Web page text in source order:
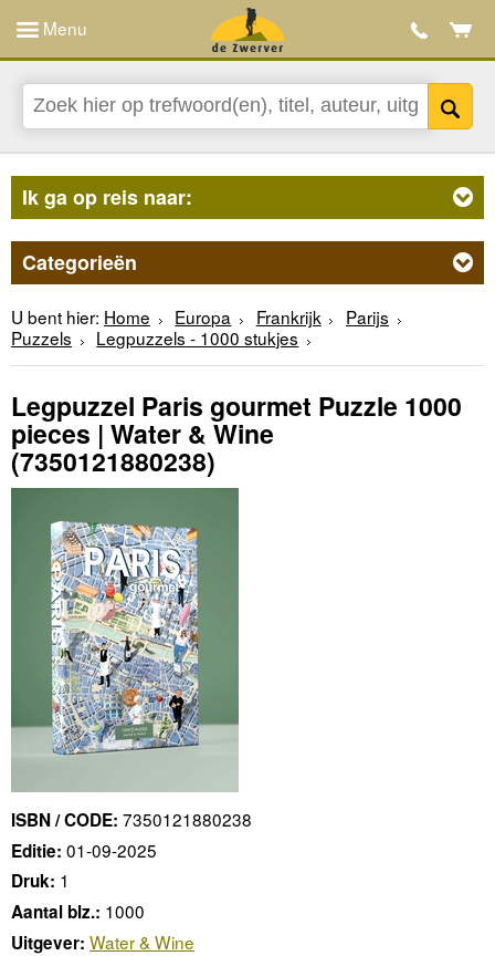
Menu
Ik ga op reis naar:
Categorieën
U bent hier: Home Europa Frankrijk
Parijs
Puzzels
Legpuzzels - 1000 stukjes
Legpuzzel Paris gourmet Puzzle 1000
pieces | Water & Wine
(7350121880238)
ISBN / CODE: 7350121880238
Editie: 01-09-2025
Druk: 1
Aantal blz.: 1000
Uitgever: Water & Wine